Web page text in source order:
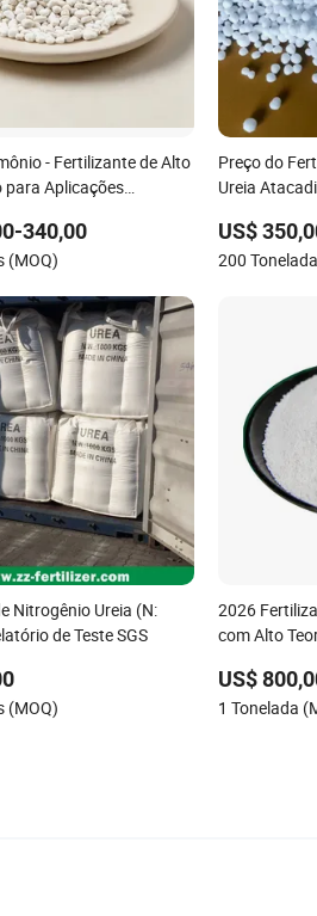
- Fertilizante de Alto
para Aplicações
340,00
(MOQ)
Preço do
Ureia
US$
200
Nitrogênio Ureia (N:
de Teste SGS
(MOQ)
2026
com Alto
US$
1 Tonelada